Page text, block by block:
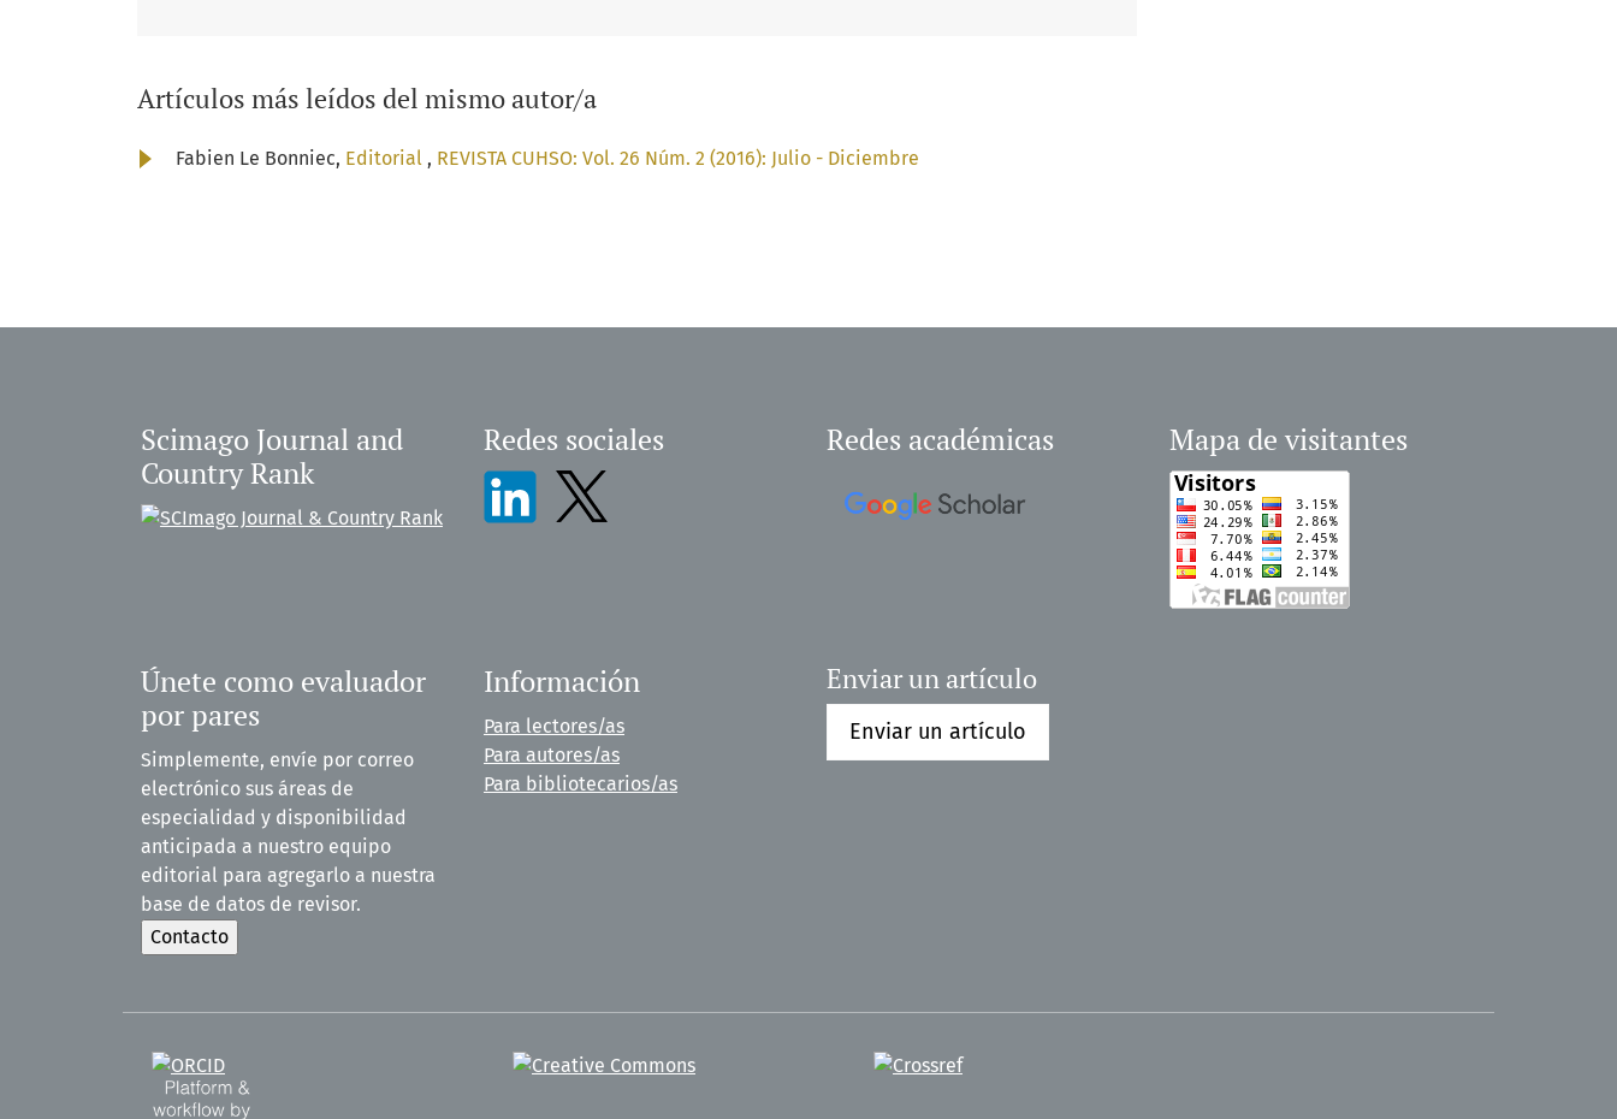
Artículos más leídos del mismo autor/a
Fabien Le Bonniec, Editorial , REVISTA CUHSO: Vol. 26 Núm. 2 (2016): Julio - Diciembre
Scimago Journal and
Country Rank
Redes sociales Redes académicas Mapa de visitantes
Únete como evaluador
por pares
Simplemente, envíe por correo
electrónico sus áreas de
especialidad y disponibilidad
anticipada a nuestro equipo
editorial para agregarlo a nuestra
base de datos de revisor.
Información
Para lectores/as
Para autores/as
Para bibliotecarios/as
Enviar un artículo
Enviar un artículo